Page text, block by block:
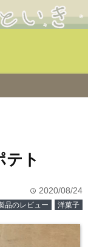
テト
time 2020/08/24
品のレビュー 洋菓子